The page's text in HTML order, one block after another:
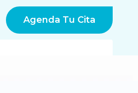
Agenda Tu Cita